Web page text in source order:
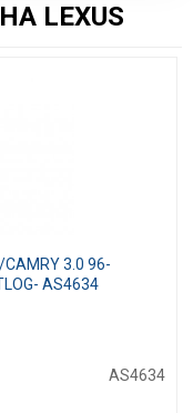
LEXUS
3.0 96-
AS4634
AS4634